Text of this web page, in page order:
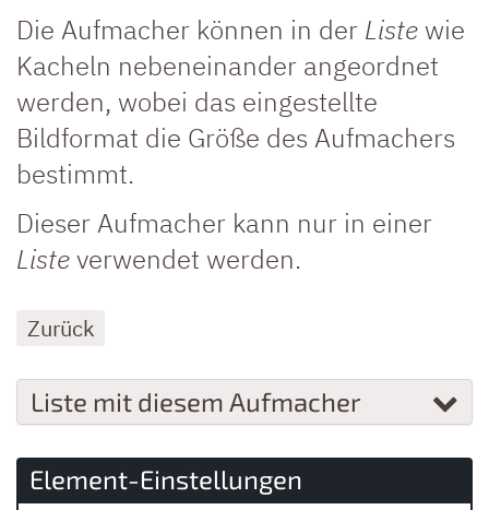
Die Aufmacher können in der Liste wie
Kacheln nebeneinander angeordnet
werden, wobei das eingestellte
Bildformat die Größe des Aufmachers
bestimmt.
Dieser Aufmacher kann nur in einer
Listeverwendet werden.
Zurück
Liste mit diesem Aufmacher
Element-Einstellungen